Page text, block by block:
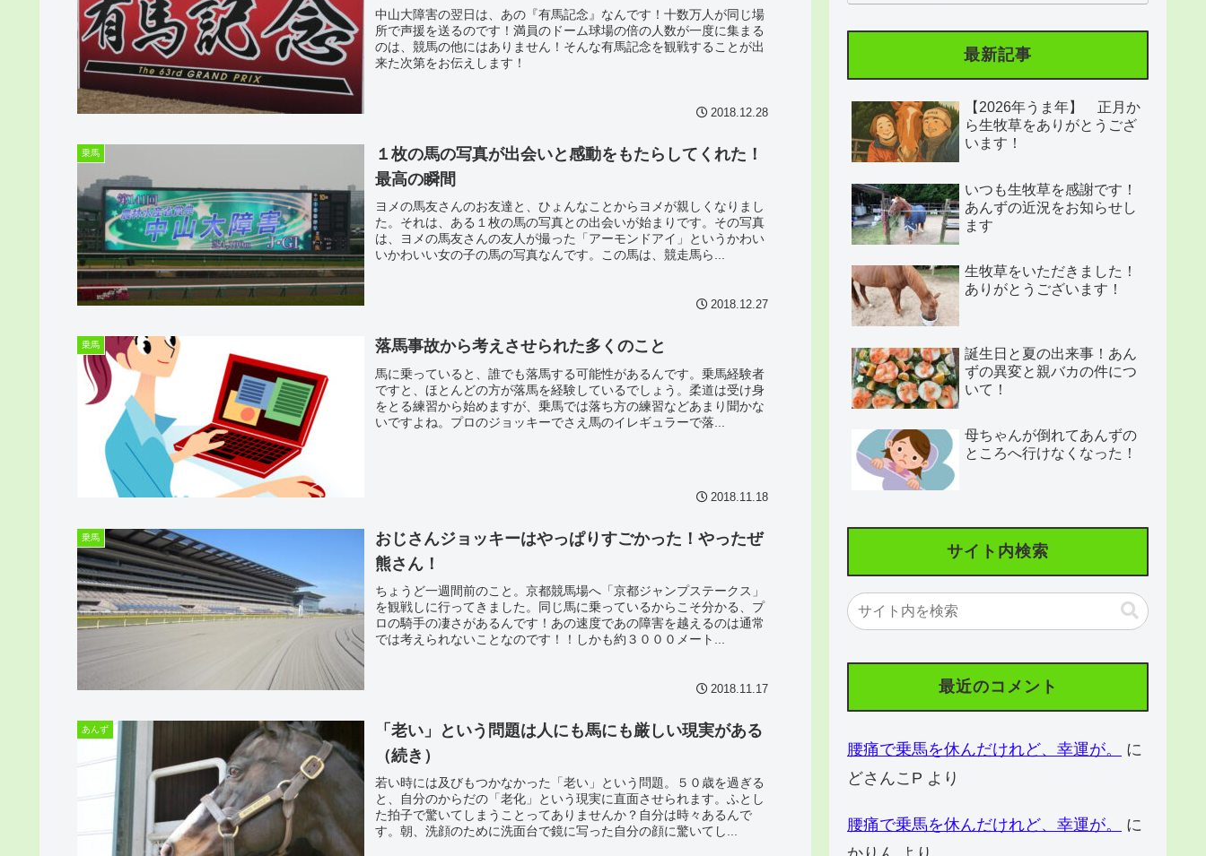
中山大障害の翌日は、あの『有馬記念』なんです！十数万人が同じ場
所で声援を送るのです！満員のドーム球場の倍の人数が一度に集まる
のは、競馬の他にはありません！そんな有馬記念を観戦することが出
来た次第をお伝えします！
2018.12.28
乗馬
１枚の馬の写真が出会いと感動をもたらしてくれた！
最高の瞬間
ヨメの馬友さんのお友達と、ひょんなことからヨメが親しくなりまし
た。それは、ある１枚の馬の写真との出会いが始まりです。その写真
は、ヨメの馬友さんの友人が撮った「アーモンドアイ」というかわい
いかわいい女の子の馬の写真なんです。この馬は、競走馬ら...
2018.12.27
乗馬 落馬事故から考えさせられた多くのこと
馬に乗っていると、誰でも落馬する可能性があるんです。乗馬経験者
ですと、ほとんどの方が落馬を経験しているでしょう。柔道は受け身
をとる練習から始めますが、乗馬では落ち方の練習などあまり聞かな
いですよね。プロのジョッキーでさえ馬のイレギュラーで落...
2018.11.18
乗馬
おじさんジョッキーはやっぱりすごかった！やったぜ
熊さん！
ちょうど一週間前のこと。京都競馬場へ「京都ジャンプステークス」
を観戦しに行ってきました。同じ馬に乗っているからこそ分かる、プ
ロの騎手の凄さがあるんです！あの速度であの障害を越えるのは通常
では考えられないことなのです！！しかも約３０００メート...
2018.11.17
あんず
「老い」という問題は人にも馬にも厳しい現実がある
（続き）
若い時には及びもつかなかった「老い」という問題。５０歳を過ぎる
と、自分のからだの「老化」という現実に直面させられます。ふとし
た拍子で驚いてしまうことってありませんか？自分は時々あるんで
す。朝、洗顔のために洗面台で鏡に写った自分の顔に驚いてし...
最新記事
【2026年うま年】 正月か
ら生牧草をありがとうござ
います！
いつも生牧草を感謝です！
あんずの近況をお知らせし
ます
生牧草をいただきました！
ありがとうございます！
誕生日と夏の出来事！あん
ずの異変と親バカの件につ
いて！
母ちゃんが倒れてあんずの
ところへ行けなくなった！
サイト内検索
最近のコメント
腰痛で乗馬を休んだけれど、幸運が。
に
どさんこP より
腰痛で乗馬を休んだけれど、幸運が。
に